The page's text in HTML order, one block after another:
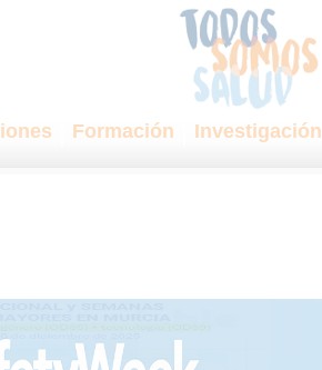
Formación Investigación